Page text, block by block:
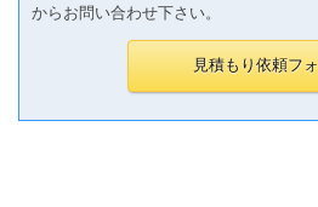
からお問い合わせ下さい。